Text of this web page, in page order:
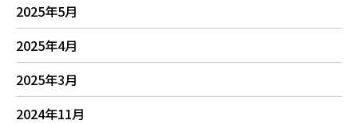
2025年5月
2025年4月
2025年3月
2024年11月